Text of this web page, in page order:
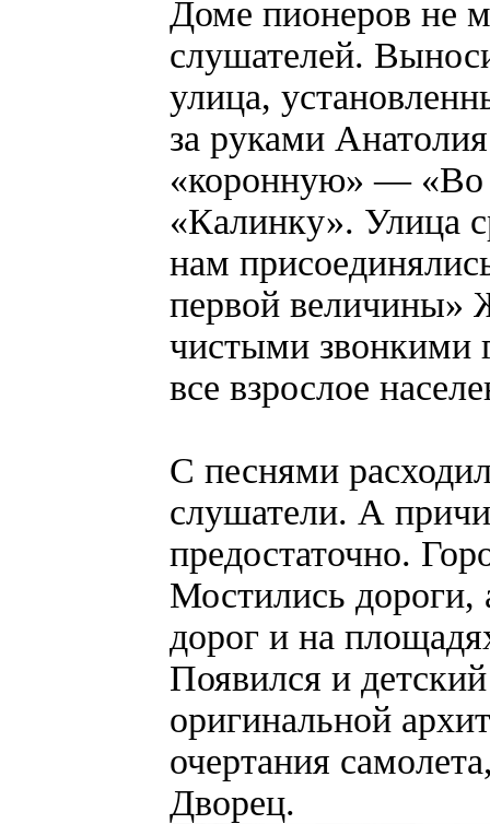
Доме пионеров не
слушателей.
улица,
за руками
«коронную» — «Во
«Калинку». Улица
нам
первой величины»
чистыми звонкими
все взрослое
С песнями
слушатели. А
предостаточно.
Мостились дороги,
дорог и на
Появился и
оригинальной
очертания
Дворец.